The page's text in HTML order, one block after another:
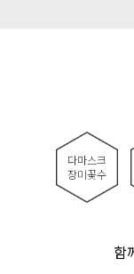
다마스크
장미꽃수
함